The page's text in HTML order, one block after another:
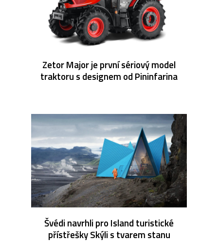
Zetor Major je první sériový model
traktoru s designem od Pininfarina
Švédi navrhli pro Island turistické
přístřešky Skýli s tvarem stanu